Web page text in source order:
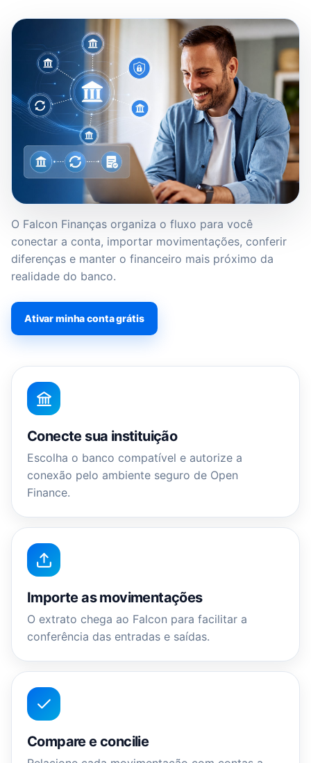
O Falcon Finanças organiza o fluxo para você
conectar a conta, importar movimentações, conferir
diferenças e manter o financeiro mais próximo da
realidade do banco.
Ativar minha conta grátis
Conecte sua instituição
Escolha o banco compatível e autorize a
conexão pelo ambiente seguro de Open
Finance.
Importe as movimentações
O extrato chega ao Falcon para facilitar a
conferência das entradas e saídas.
Compare e concilie